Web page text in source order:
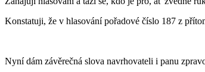
Konstatuji, že v hlasování pořadové číslo 187 z
Nyní dám závěrečná slova navrhovateli i panu